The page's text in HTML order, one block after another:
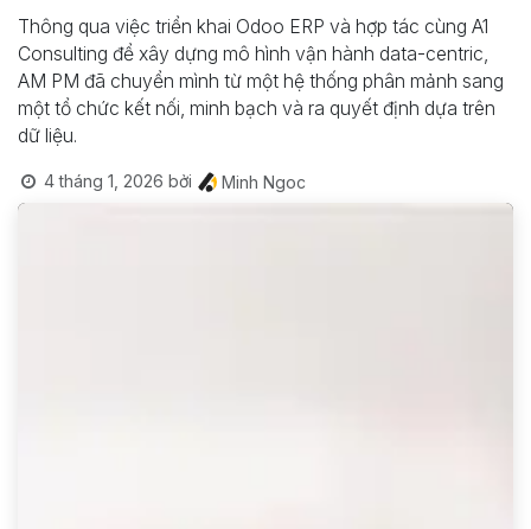
Thông qua việc triển khai Odoo ERP và hợp tác cùng A1
Consulting để xây dựng mô hình vận hành data-centric,
AM PM đã chuyển mình từ một hệ thống phân mảnh sang
một tổ chức kết nối, minh bạch và ra quyết định dựa trên
dữ liệu.
4 tháng 1, 2026 bởi Minh Ngoc